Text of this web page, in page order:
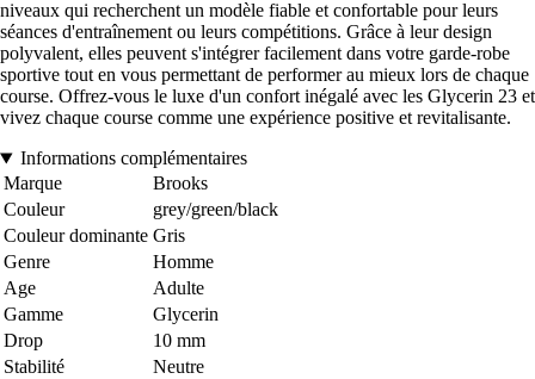
niveaux qui recherchent un modèle fiable et confortable pour leurs
séances d'entraînement ou leurs compétitions. Grâce à leur design
polyvalent, elles peuvent s'intégrer facilement dans votre garde-robe
sportive tout en vous permettant de performer au mieux lors de chaque
course. Offrez-vous le luxe d'un confort inégalé avec les Glycerin 23 et
vivez chaque course comme une expérience positive et revitalisante.
Informations complémentaires
Marque
Brooks
Couleur
grey/green/black
Couleur dominante Gris
Genre
Homme
Age
Adulte
Gamme
Glycerin
Drop
10 mm
Stabilité
Neutre